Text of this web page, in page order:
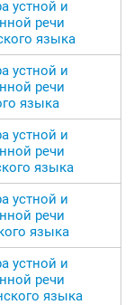
устной и
речи
языка
устной и
речи
языка
устной и
речи
языка
устной и
речи
языка
устной и
речи
языка